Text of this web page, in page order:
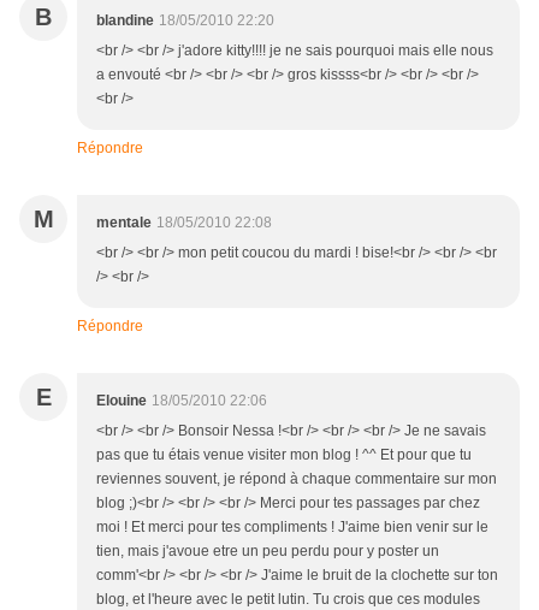
B blandine 18/05/2010 22:20
<br /> <br /> j'adore kitty!!!! je ne sais pourquoi mais elle nous
a envouté <br /> <br /> <br /> gros kissss<br /> <br /> <br />
<br />
Répondre
M mentale 18/05/2010 22:08
<br /> <br /> mon petit coucou du mardi ! bise!<br /> <br /> <br
/> <br />
Répondre
E Elouine 18/05/2010 22:06
<br /> <br /> Bonsoir Nessa !<br /> <br /> <br /> Je ne savais
pas que tu étais venue visiter mon blog ! ^^ Et pour que tu
reviennes souvent, je répond à chaque commentaire sur mon
blog ;)<br /> <br /> <br /> Merci pour tes passages par chez
moi ! Et merci pour tes compliments ! J'aime bien venir sur le
tien, mais j'avoue etre un peu perdu pour y poster un
comm'<br /> <br /> <br /> J'aime le bruit de la clochette sur ton
blog, et l'heure avec le petit lutin. Tu crois que ces modules